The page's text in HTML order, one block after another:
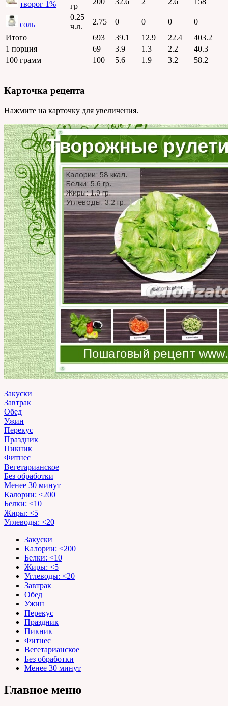
творог 1%
гр
соль
0.25
ч.л.
2.75 0 0 0
0
Итого
693 39.1 12.9 22.4
403.2
1 порция
69 3.9 1.3 2.2
40.3
100 грамм
100 5.6 1.9 3.2 58.2
Карточка рецепта
Нажмите на карточку для увеличения.
Закуски
Завтрак
Обед
Ужин
Перекус
Праздник
Пикник
Фитнес
Вегетарианское
Без обработки
Менее 30 минут
Калории: <200
Белки: <10
Жиры: <5
Углеводы: <20
Закуски
Калории: <200
Белки: <10
Жиры: <5
Углеводы: <20
Завтрак
Обед
Ужин
Перекус
Праздник
Пикник
Фитнес
Вегетарианское
Без обработки
Менее 30 минут
Главное меню